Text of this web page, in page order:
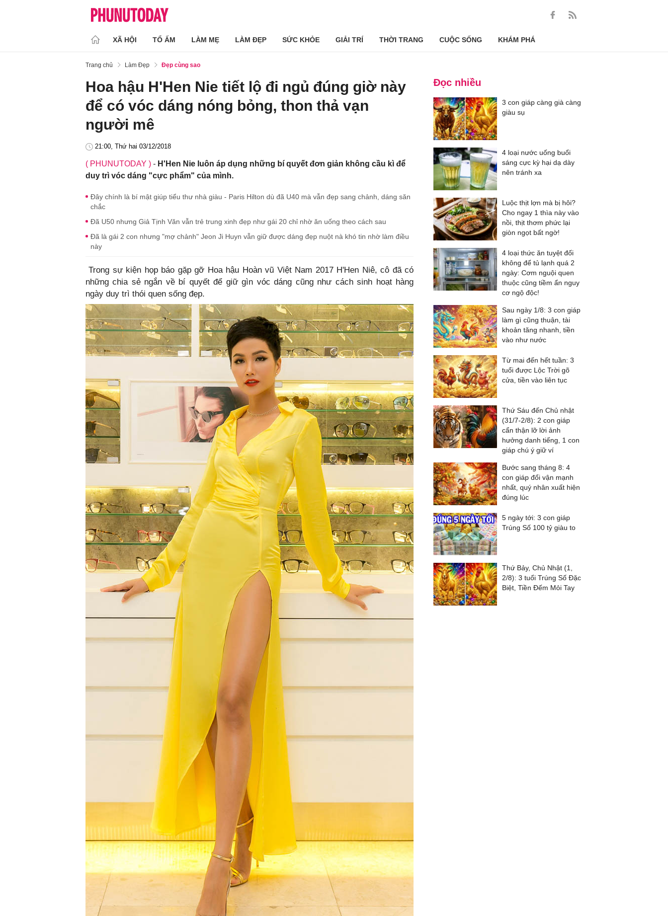
XÃ HỘI TỔ ẤM LÀM MẸ LÀM ĐẸP SỨC KHỎE GIẢI TRÍ THỜI TRANG CUỘC SỐNG KHÁM PHÁ
Trang chủ Làm Đẹp Đẹp cùng sao
Hoa hậu H'Hen Nie tiết lộ đi ngủ đúng giờ này
để có vóc dáng nóng bỏng, thon thả vạn
người mê
21:00, Thứ hai 03/12/2018
( PHUNUTODAY ) - H'Hen Nie luôn áp dụng những bí quyết đơn giản không cầu kì để
duy trì vóc dáng "cực phẩm" của mình.
Đây chính là bí mật giúp tiểu thư nhà giàu - Paris Hilton dù đã U40 mà vẫn đẹp sang chảnh, dáng săn
chắc
Đã U50 nhưng Giả Tịnh Văn vẫn trẻ trung xinh đẹp như gái 20 chỉ nhờ ăn uống theo cách sau
Đã là gái 2 con nhưng "mợ chảnh" Jeon Ji Huyn vẫn giữ được dáng đẹp nuột nà khó tin nhờ làm điều
này
Trong sự kiện họp báo gặp gỡ Hoa hậu Hoàn vũ Việt Nam 2017 H'Hen Niê, cô đã có
những chia sẻ ngắn về bí quyết để giữ gìn vóc dáng cũng như cách sinh hoạt hàng
ngày duy trì thói quen sống đẹp.
Đọc nhiều
3 con giáp càng già càng
giàu sụ
4 loại nước uống buổi
sáng cực kỳ hại dạ dày
nên tránh xa
Luộc thịt lợn mà bị hôi?
Cho ngay 1 thìa này vào
nồi, thịt thơm phức lại
giòn ngọt bất ngờ!
4 loại thức ăn tuyệt đối
không để tủ lạnh quá 2
ngày: Cơm nguội quen
thuộc cũng tiềm ẩn nguy
cơ ngộ độc!
Sau ngày 1/8: 3 con giáp
làm gì cũng thuận, tài
khoản tăng nhanh, tiền
vào như nước
Từ mai đến hết tuần: 3
tuổi được Lộc Trời gõ
cửa, tiền vào liên tục
Thứ Sáu đến Chủ nhật
(31/7-2/8): 2 con giáp
cẩn thận lỡ lời ảnh
hưởng danh tiếng, 1 con
giáp chú ý giữ ví
Bước sang tháng 8: 4
con giáp đổi vận mạnh
nhất, quý nhân xuất hiện
đúng lúc
5 ngày tới: 3 con giáp
Trúng Số 100 tỷ giàu to
Thứ Bảy, Chủ Nhật (1,
2/8): 3 tuổi Trúng Số Đặc
Biệt, Tiền Đếm Mỏi Tay